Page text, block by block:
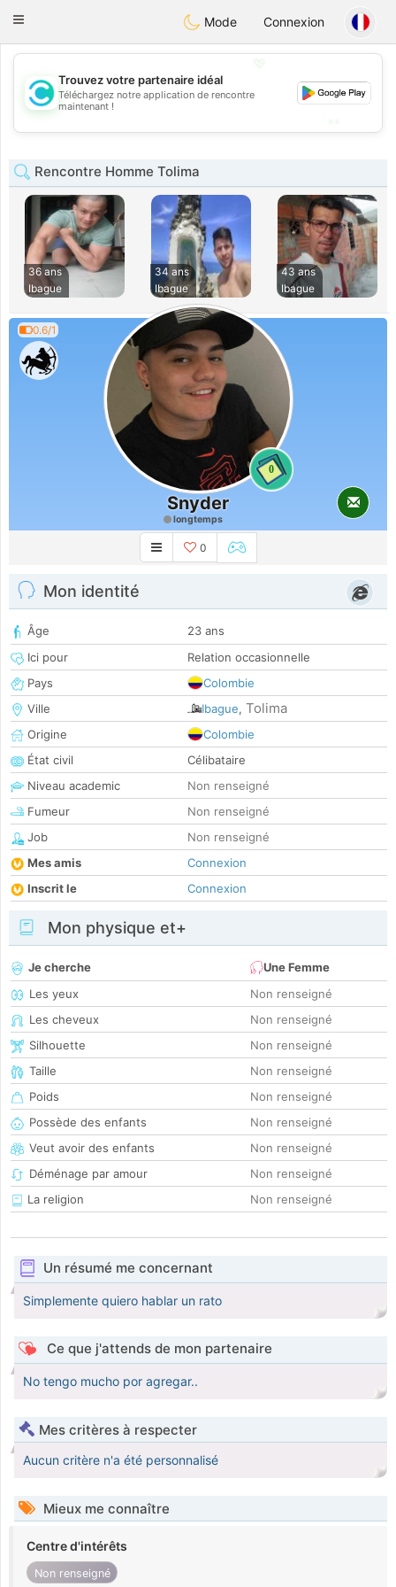
olombiaCitas
Toggle
Mode Connexion
💖
💕
Trouvez votre partenaire idéal
Téléchargez notre application de rencontre
maintenant !
Rencontre Homme Tolima
36 ans
Ibague
34 ans
Ibague
43 ans
Ibague
0.6/1
0
Snyder
longtemps
0
Mon identité
Âge
23 ans
Ici pour
Relation occasionnelle
Pays
Colombie
Ville
Ibague, Tolima
Origine
Colombie
État civil
Célibataire
Niveau academic
Non renseigné
Fumeur
Non renseigné
Job
Non renseigné
Mes amis
Connexion
Inscrit le
Connexion
Mon physique et+
Je cherche
Une Femme
Les yeux
Non renseigné
Les cheveux
Non renseigné
Silhouette
Non renseigné
Taille
Non renseigné
Poids
Non renseigné
Possède des enfants
Non renseigné
Veut avoir des enfants
Non renseigné
Déménage par amour
Non renseigné
La religion
Non renseigné
Un résumé me concernant
Simplemente quiero hablar un rato
Ce que j'attends de mon partenaire
No tengo mucho por agregar..
Mes critères à respecter
Aucun critère n'a été personnalisé
Mieux me connaître
Centre d'intérêts
Non renseigné